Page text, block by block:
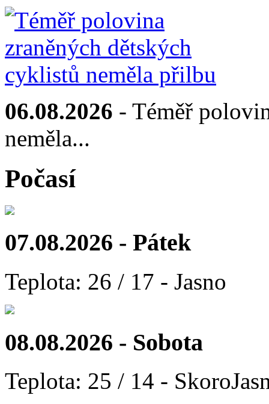
06.08.2026 - Téměř
neměla...
Počasí
07.08.2026 - Pátek
Teplota: 26 / 17 - Jasno
08.08.2026 - Sobota
Teplota: 25 / 14 -